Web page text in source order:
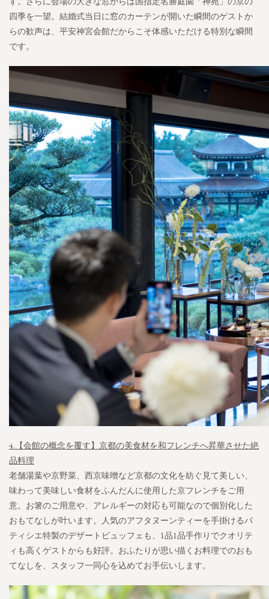
四季を一望。結婚式当日に窓のカーテンが開いた瞬間のゲストか
らの歓声は、平安神宮会館だからこそ体感いただける特別な瞬間
です。
4.【会館の概念を覆す】京都の美食材を和フレンチへ昇華させた絶
品料理
老舗湯葉や京野菜、西京味噌など京都の文化を紡ぐ見て美しい、
味わって美味しい食材をふんだんに使用した京フレンチをご用
意。お箸のご用意や、アレルギーの対応も可能なので個別化した
おもてなしが叶います。人気のアフタヌーンティーを手掛けるパ
ティシエ特製のデザートビュッフェも、1品1品手作りでクオリテ
ィも高くゲストからも好評。おふたりが思い描くお料理でのおも
てなしを、スタッフ一同心を込めてお手伝いします。